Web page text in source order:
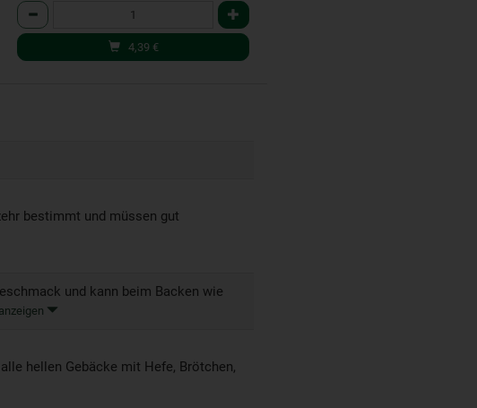
Anzahl
4,39 €
bestimmt und müssen gut
und kann beim Backen wie
hellen Gebäcke mit Hefe, Brötchen,